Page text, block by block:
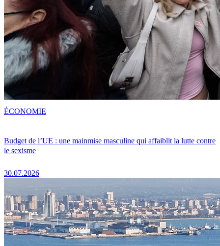
Budget de l’UE : une mainmise masculine qui affaiblit la lutte contre
le sexisme
30.07.2026
ÉCONOMIE